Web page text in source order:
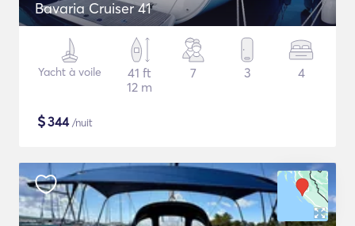
Bavaria Cruiser 41
Yacht à voile
41 ft
12 m
7 3 4
$344/nuit